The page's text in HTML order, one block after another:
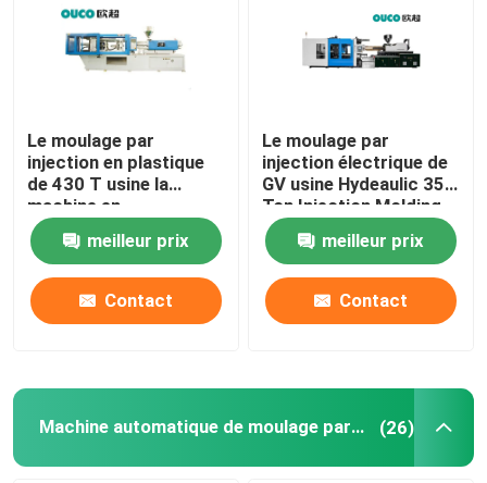
Machine de moulage par injection d'ANIMAL FAMILIER
Mini Injection Molding Machine
Grande machine de moulage par injection
Machine de moulage par injection horizontale
Machine de moulage par injection de bakélite
Le moulage par
injection en plastique
de 430 T usine la
machine en
caoutchouc de
moulage par injection
de seau
meilleur prix
Contact
Le moulage par
injection électrique de
GV usine Hydeaulic 350
Ton Injection Molding
Machine
meilleur prix
Contact
Machine automatique de moulage par injection (26)